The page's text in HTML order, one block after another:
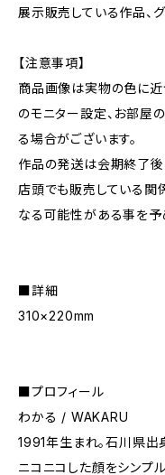
展示販売している作品、グ
【注意事項】
商品画像は実物の色に近
のモニター設定、お部屋
る場合がございます。
作品の発送は会期終了後
店頭でも販売している関
なる可能性がある事を予
■詳細
310×220mm
■プロフィール
わかる / WAKARU
1991年生まれ。石川県出
ニコニコした顔をシンプ